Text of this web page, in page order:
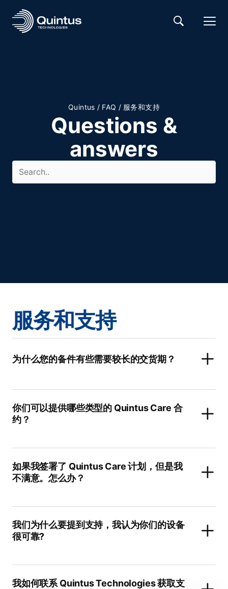
Quintus / FAQ / 服务和支持
Questions &
answers
服务和支持
为什么您的备件有些需要较长的交货期？
你们可以提供哪些类型的 Quintus Care 合
约？
如果我签署了 Quintus Care 计划，但是我
不满意。怎么办？
我们为什么要提到支持，我认为你们的设备
很可靠?
我如何联系 Quintus Technologies 获取支